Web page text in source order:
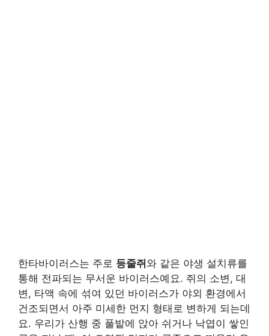
한타바이러스는 주로 등줄쥐와 같은 야생 설치류를
통해 전파되는 무서운 바이러스예요. 쥐의 소변, 대
변, 타액 속에 섞여 있던 바이러스가 야외 환경에서
건조되면서 아주 미세한 먼지 형태로 변하게 되는데
요. 우리가 산행 중 풀밭에 앉아 쉬거나 낙엽이 쌓인